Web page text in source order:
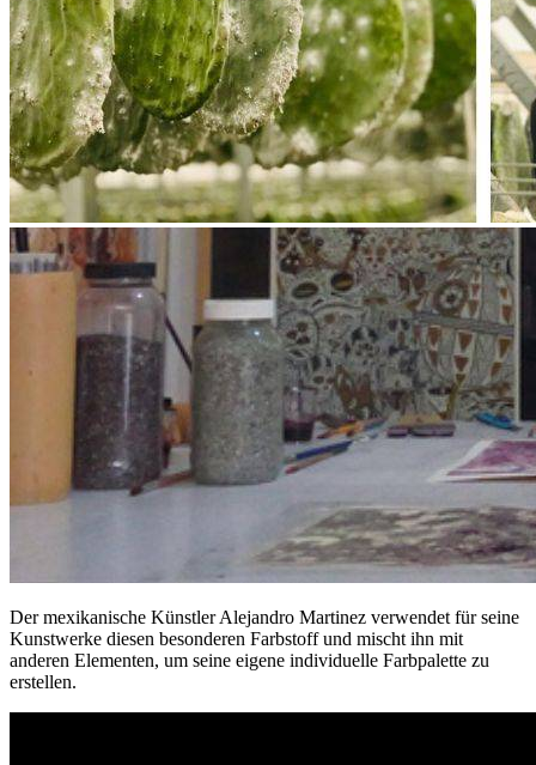
Der mexikanische Künstler Alejandro Martinez verwendet für seine
Kunstwerke diesen besonderen Farbstoff und mischt ihn mit
anderen Elementen, um seine eigene individuelle Farbpalette zu
erstellen.